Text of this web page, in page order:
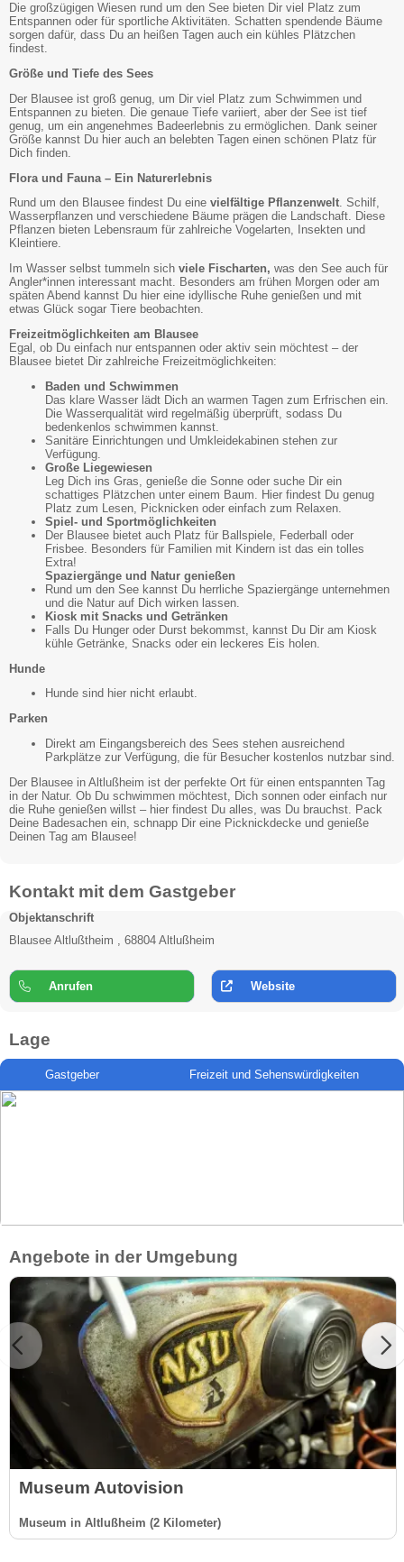
Die großzügigen Wiesen rund um den See bieten Dir viel Platz zum
Entspannen oder für sportliche Aktivitäten. Schatten spendende Bäume
sorgen dafür, dass Du an heißen Tagen auch ein kühles Plätzchen
findest.
Größe und Tiefe des Sees
Der Blausee ist groß genug, um Dir viel Platz zum Schwimmen und
Entspannen zu bieten. Die genaue Tiefe variiert, aber der See ist tief
genug, um ein angenehmes Badeerlebnis zu ermöglichen. Dank seiner
Größe kannst Du hier auch an belebten Tagen einen schönen Platz für
Dich finden.
Flora und Fauna – Ein Naturerlebnis
Rund um den Blausee findest Du eine vielfältige Pflanzenwelt. Schilf,
Wasserpflanzen und verschiedene Bäume prägen die Landschaft. Diese
Pflanzen bieten Lebensraum für zahlreiche Vogelarten, Insekten und
Kleintiere.
Im Wasser selbst tummeln sich viele Fischarten, was den See auch für
Angler*innen interessant macht. Besonders am frühen Morgen oder am
späten Abend kannst Du hier eine idyllische Ruhe genießen und mit
etwas Glück sogar Tiere beobachten.
Freizeitmöglichkeiten am Blausee
Egal, ob Du einfach nur entspannen oder aktiv sein möchtest – der
Blausee bietet Dir zahlreiche Freizeitmöglichkeiten:
Baden und Schwimmen
Das klare Wasser lädt Dich an warmen Tagen zum Erfrischen ein.
Die Wasserqualität wird regelmäßig überprüft, sodass Du
bedenkenlos schwimmen kannst.
Sanitäre Einrichtungen und Umkleidekabinen stehen zur
Verfügung.
Große Liegewiesen
Leg Dich ins Gras, genieße die Sonne oder suche Dir ein
schattiges Plätzchen unter einem Baum. Hier findest Du genug
Platz zum Lesen, Picknicken oder einfach zum Relaxen.
Spiel- und Sportmöglichkeiten
Der Blausee bietet auch Platz für Ballspiele, Federball oder
Frisbee. Besonders für Familien mit Kindern ist das ein tolles
Extra!
Spaziergänge und Natur genießen
Rund um den See kannst Du herrliche Spaziergänge unternehmen
und die Natur auf Dich wirken lassen.
Kiosk mit Snacks und Getränken
Falls Du Hunger oder Durst bekommst, kannst Du Dir am Kiosk
kühle Getränke, Snacks oder ein leckeres Eis holen.
Hunde
Hunde sind hier nicht erlaubt.
Parken
Direkt am Eingangsbereich des Sees stehen ausreichend
Parkplätze zur Verfügung, die für Besucher kostenlos nutzbar sind.
Der Blausee in Altlußheim ist der perfekte Ort für einen entspannten Tag
in der Natur. Ob Du schwimmen möchtest, Dich sonnen oder einfach nur
die Ruhe genießen willst – hier findest Du alles, was Du brauchst. Pack
Deine Badesachen ein, schnapp Dir eine Picknickdecke und genieße
Deinen Tag am Blausee!
Kontakt mit dem Gastgeber
Objektanschrift
Blausee Altlußtheim , 68804 Altlußheim
Anrufen Website
Lage
Gastgeber Freizeit und Sehenswürdigkeiten
Angebote in der Umgebung
Museum Autovision
Museum in Altlußheim (2 Kilometer)